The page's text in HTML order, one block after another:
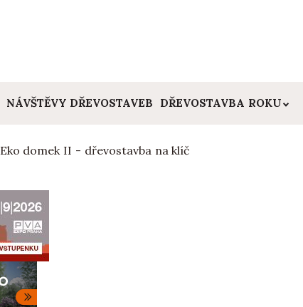
NÁVŠTĚVY DŘEVOSTAVEB DŘEVOSTAVBA ROKU
Eko domek II - dřevostavba na klíč